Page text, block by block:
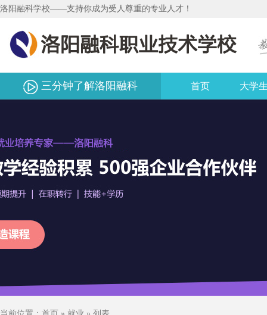
洛阳融科学校——支持你成为受人尊重的专业人才！
三分钟了解洛阳融科 首页 大学